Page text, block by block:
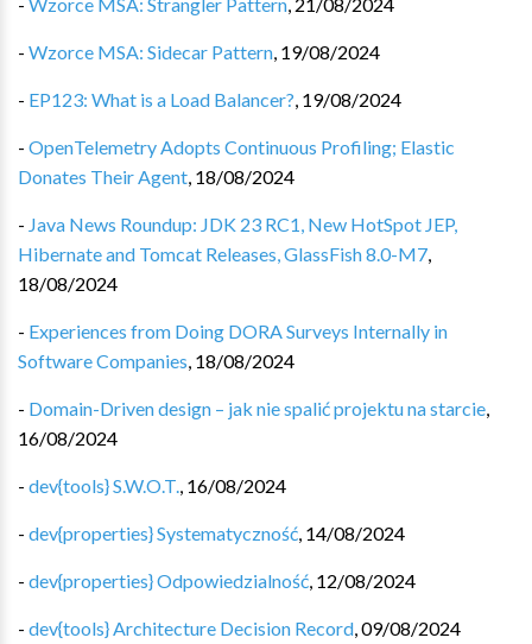
- Wzorce MSA: Sidecar Pattern, 19/08/2024
- EP123: What is a Load Balancer?, 19/08/2024
- OpenTelemetry Adopts Continuous Profiling; Elastic
Donates Their Agent, 18/08/2024
- Java News Roundup: JDK 23 RC1, New HotSpot JEP,
Hibernate and Tomcat Releases, GlassFish 8.0-M7,
18/08/2024
- Experiences from Doing DORA Surveys Internally in
Software Companies, 18/08/2024
- Domain-Driven design – jak nie spalić projektu na starcie,
16/08/2024
- dev{tools} S.W.O.T., 16/08/2024
- dev{properties} Systematyczność, 14/08/2024
- dev{properties} Odpowiedzialność, 12/08/2024
- dev{tools} Architecture Decision Record,09/08/2024